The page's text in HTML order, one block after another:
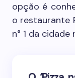
opção é
o restaurante
n° 1 da